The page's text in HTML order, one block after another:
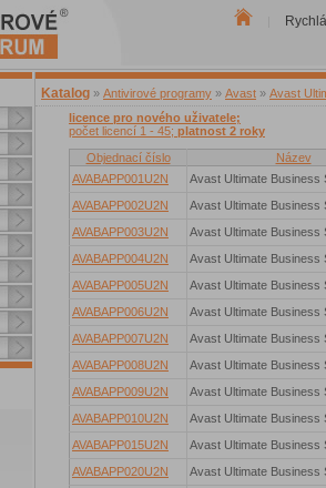
Katalog » Antivirové programy » Avast » Avast
licence pro nového uživatele;
počet licencí 1 - 45; platnost 2 roky
Objednací číslo
Název
AVABAPP001U2N
Avast Ultimate Business
AVABAPP002U2N
Avast Ultimate Business
AVABAPP003U2N
Avast Ultimate Business
AVABAPP004U2N
Avast Ultimate Business
AVABAPP005U2N
Avast Ultimate Business
AVABAPP006U2N
Avast Ultimate Business
AVABAPP007U2N
Avast Ultimate Business
AVABAPP008U2N
Avast Ultimate Business
AVABAPP009U2N
Avast Ultimate Business
AVABAPP010U2N
Avast Ultimate Business
AVABAPP015U2N
Avast Ultimate Business
AVABAPP020U2N
Avast Ultimate Business